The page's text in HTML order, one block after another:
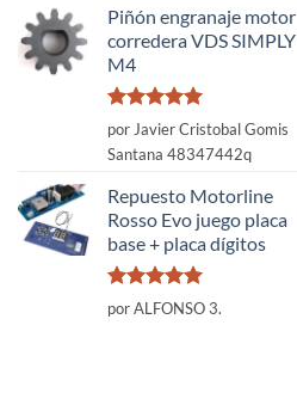
Piñón engranaje motor
corredera VDS SIMPLY
M4
Valorado
con
por Javier Cristobal Gomis
Santana 48347442q
Repuesto Motorline
Rosso Evo juego placa
base + placa dígitos
Valorado
con
por ALFONSO 3.